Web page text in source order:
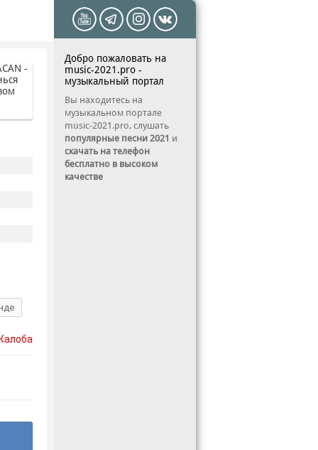
Добро пожаловать на
music-2021.pro -
музыкальный портал
Вы находитесь на
музыкальном портале
music-2021.pro, слушать
популярные песни 2021 и
скачать на телефон
бесплатно в высоком
качестве